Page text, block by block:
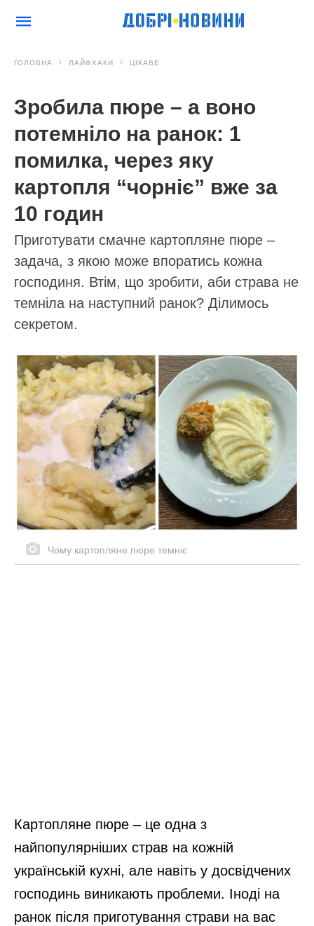
ГОЛОВНА ЛАЙФХАКИ ЦІКАВЕ
Зробила пюре – а воно
потемніло на ранок: 1
помилка, через яку
картопля “чорніє” вже за
10 годин
Приготувати смачне картопляне пюре –
задача, з якою може впоратись кожна
господиня. Втім, що зробити, аби страва не
темніла на наступний ранок? Ділимось
секретом.
Чому картопляне пюре темніє
Картопляне пюре – це одна з
найпопулярніших страв на кожній
українській кухні, але навіть у досвідчених
господинь виникають проблеми. Іноді на
ранок після приготування страви на вас